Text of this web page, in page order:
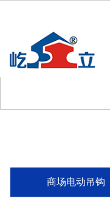
商场电动吊钩